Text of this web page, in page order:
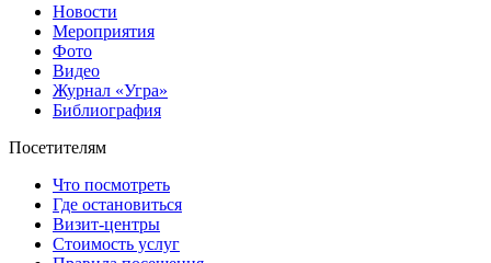
Новости
Мероприятия
Фото
Видео
Журнал «Угра»
Библиография
Посетителям
Что посмотреть
Где остановиться
Визит-центры
Стоимость услуг